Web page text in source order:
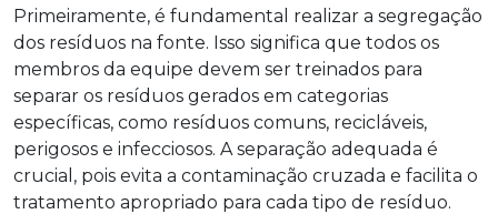
Primeiramente, é fundamental realizar a segregação
dos resíduos na fonte. Isso significa que todos os
membros da equipe devem ser treinados para
separar os resíduos gerados em categorias
específicas, como resíduos comuns, recicláveis,
perigosos e infecciosos. A separação adequada é
crucial, pois evita a contaminação cruzada e facilita o
tratamento apropriado para cada tipo de resíduo.